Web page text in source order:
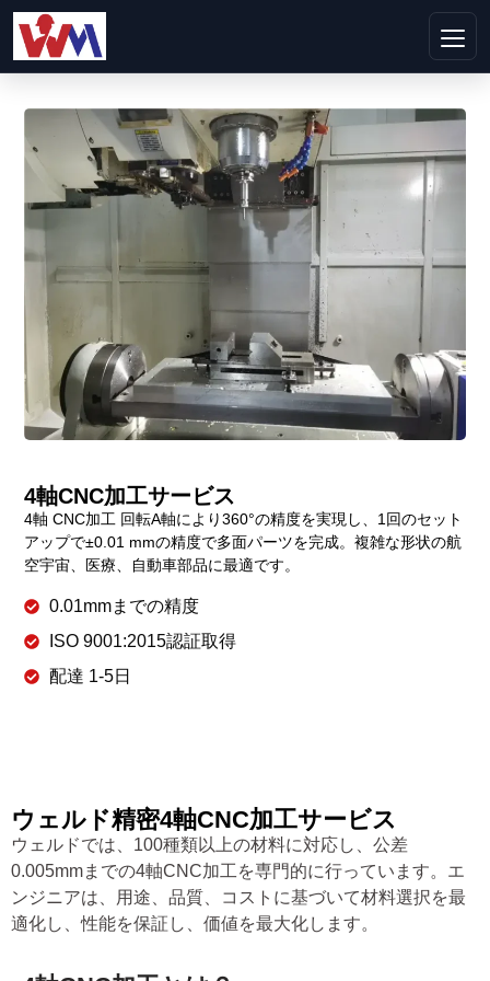
4軸CNC加工サービス
4軸CNC加工 回転A軸により360°の精度を実現し、1回のセット
アップで±0.01 mmの精度で多面パーツを完成。複雑な形状の航
空宇宙、医療、自動車部品に最適です。
0.01mmまでの精度
ISO 9001:2015認証取得
配達 1-5日
ウェルド精密4軸CNC加工サービス
ウェルドでは、100種類以上の材料に対応し、公差
0.005mmまでの4軸CNC加工を専門的に行っています。エ
ンジニアは、用途、品質、コストに基づいて材料選択を最
適化し、性能を保証し、価値を最大化します。